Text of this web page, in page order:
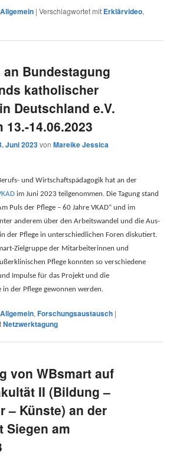
Allgemein |Verschlagwortet mit Erklärvideo,
an Bundestagung
katholischer
Deutschland e.V.
13.-14.06.2023
Juni 2023vonMareike Jessica
und Wirtschaftspädagogik hat an der
im Juni 2023 teilgenommen. Die Tagung stand
Puls der Pflege – 60 Jahre VKAD“ und im
anderem über den Arbeitswandel und die Aus-
der Pflege in unterschiedlichen Foren diskutiert.
Zielgruppe der Mitarbeiterinnen und
Pflege konnten so verschiedene
Impulse für das Projekt und die
in der Pflege gewonnen werden.
Allgemein,Forschungsaustausch |
Netzwerktagung
von WBsmart auf
II (Bildung –
– Künste) an der
Siegen am